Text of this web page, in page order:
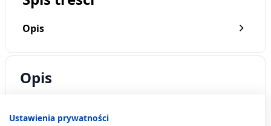
Opis
Opis
zawierający trzy opatentowane szczepy żywych
Ustawienia prywatności